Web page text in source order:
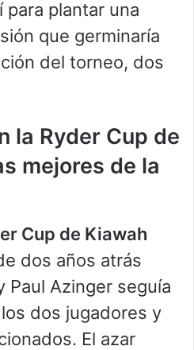
para plantar una
que germinaría
del torneo, dos
la Ryder Cup de
mejores de la
Cup de Kiawah
dos años atrás
Paul Azinger seguía
dos jugadores y
El azar